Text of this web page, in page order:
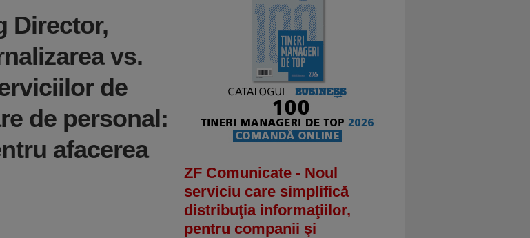
Director,
vs.
de
de personal:
afacerea
ZF Comunicate - Noul
serviciu care simplifică
distribuţia informaţiilor,
pentru companii şi